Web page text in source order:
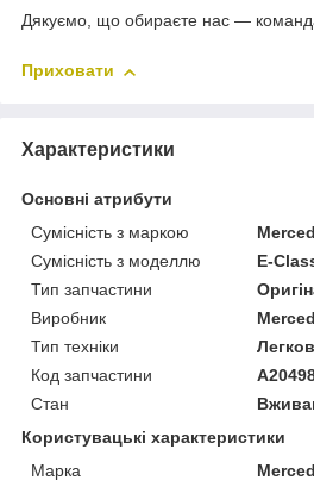
Дякуємо, що обираєте нас —
Приховати
Характеристики
Основні атрибути
Сумісність з маркою
Сумісність з моделлю
E-
Тип запчастини
Виробник
Тип техніки
Код запчастини
Стан
Користувацькі характеристики
Марка